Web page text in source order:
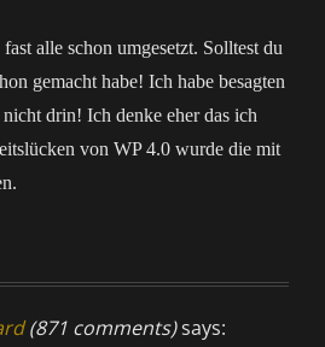
alle schon umgesetzt. Solltest du
gemacht habe! Ich habe besagten
drin! Ich denke eher das ich
von WP 4.0 wurde die mit
(871 comments)says: